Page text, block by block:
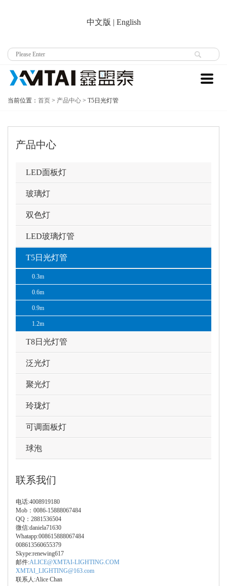
中文版 | English
当前位置： 首页 > 产品中心 > T5日光灯管
产品中心
LED面板灯
玻璃灯
双色灯
LED玻璃灯管
T5日光灯管
0.3m
0.6m
0.9m
1.2m
T8日光灯管
泛光灯
聚光灯
玲珑灯
可调面板灯
球泡
联系我们
电话:4008919180
Mob：0086-15888067484
QQ：2881536504
微信:daniela71630
Whatapp:008615888067484
008613560655379
Skype:renewing617
邮件:ALICE@XMTAI-LIGHTING.COM
XMTAI_LIGHTING@163.com
联系人:Alice Chan